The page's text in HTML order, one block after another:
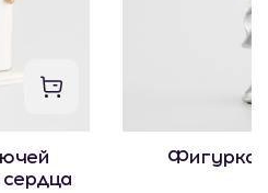
Фигурка